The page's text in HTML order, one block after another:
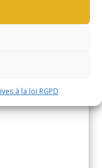
à la loi RGPD